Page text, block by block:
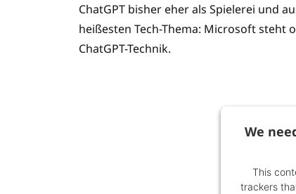
ChatGPT bisher eher als Spielerei und
heißesten Tech-Thema: Microsoft steht
ChatGPT-Technik.
We
This
trackers